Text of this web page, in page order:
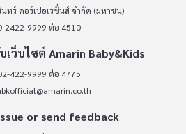
ทร์ คอร์เปอเรชั่นส์ จำกัด (มหาชน)
2422-9999 ต่อ 4510
ว็บไซต์ Amarin Baby&Kids
422-9999 ต่อ 4775
or send feedback